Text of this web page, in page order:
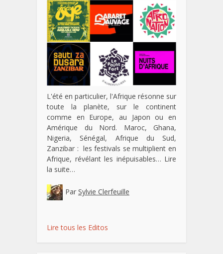
L'été en particulier, l'Afrique résonne sur
toute la planète, sur le continent
comme en Europe, au Japon ou en
Amérique du Nord. Maroc, Ghana,
Nigeria, Sénégal, Afrique du Sud,
Zanzibar : les festivals se multiplient en
Afrique, révélant les inépuisables… Lire
la suite…
Par Sylvie Clerfeuille
Lire tous les Editos